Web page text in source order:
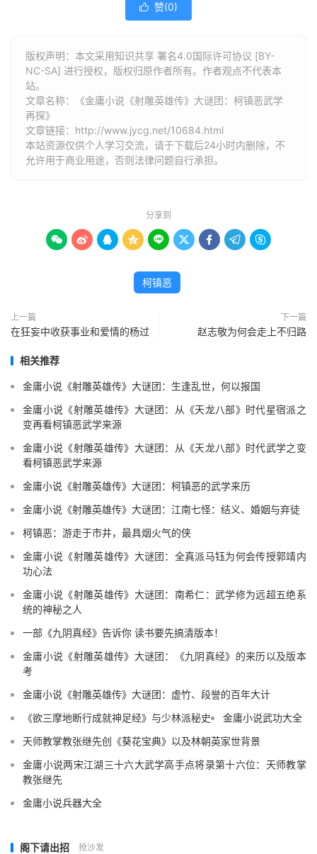
 赞(0)
版权声明：本文采用知识共享 署名4.0国际许可协议 [BY-
NC-SA] 进行授权，版权归原作者所有。作者观点不代表本
站。
文章名称：《金庸小说《射雕英雄传》大谜团：柯镇恶武学
再探》
文章链接： http://www.jycg.net/10684.html
本站资源仅供个人学习交流，请于下载后24小时内删除，不
允许用于商业用途，否则法律问题自行承担。
分享到
        
柯镇恶
上一篇
在狂妄中收获事业和爱情的杨过
下一篇
赵志敬为何会走上不归路
相关推荐
金庸小说《射雕英雄传》大谜团：生逢乱世，何以报国
金庸小说《射雕英雄传》大谜团：从《天龙八部》时代星宿派之
变再看柯镇恶武学来源
金庸小说《射雕英雄传》大谜团：从《天龙八部》时代武学之变
看柯镇恶武学来源
金庸小说《射雕英雄传》大谜团：柯镇恶的武学来历
金庸小说《射雕英雄传》大谜团：江南七怪：结义、婚姻与弃徒
柯镇恶：游走于市井，最具烟火气的侠
金庸小说《射雕英雄传》大谜团：全真派马钰为何会传授郭靖内
功心法
金庸小说《射雕英雄传》大谜团：南希仁：武学修为远超五绝系
统的神秘之人
一部《九阴真经》告诉你 读书要先搞清版本！
金庸小说《射雕英雄传》大谜团：《九阴真经》的来历以及版本
考
金庸小说《射雕英雄传》大谜团：虚竹、段誉的百年大计
《欲三摩地断行成就神足经》与少林派秘史
金庸小说武功大全
天师教掌教张继先创《葵花宝典》以及林朝英家世背景
金庸小说两宋江湖三十六大武学高手点将录第十六位：天师教掌
教张继先
金庸小说兵器大全
阁下请出招 抢沙发